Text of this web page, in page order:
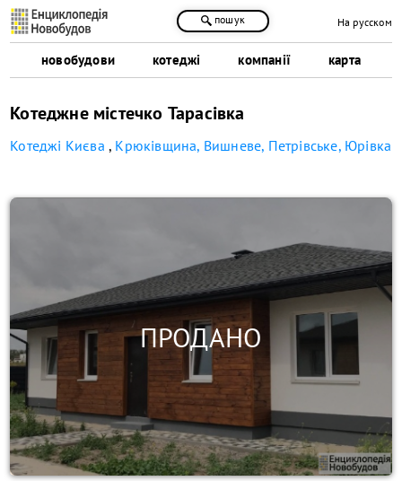
новобудови котеджі компанії карта
пошук На русском
Котеджне містечко Тарасівка
Котеджі Києва , Крюківщина, Вишневе, Петрівське, Юрівка